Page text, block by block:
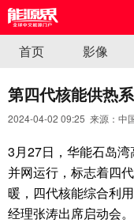
首页 影像
第四代核能供热
2024-04-02 09:25 来源：中
3月27日，华能石岛
并网运行，标志着四
暖，四代核能综合利
经理张涛出席启动会。